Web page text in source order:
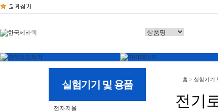
실험기기 및 용품
전자저울
홈 > 실험기기
전기